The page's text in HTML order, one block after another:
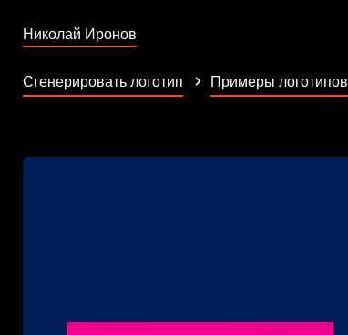
Николай Иронов
Сгенерировать логотип Примеры логотипов